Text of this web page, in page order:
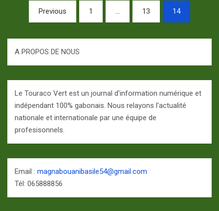
Pagination
publications
Previous 1 … 13 14
A PROPOS DE NOUS
Le Touraco Vert est un journal d'information numérique et
indépendant 100% gabonais. Nous relayons l'actualité
nationale et internationale par une équipe de
profesisonnels.
Email : magnabouanibasile54@gmail.com
Tél: 065888856